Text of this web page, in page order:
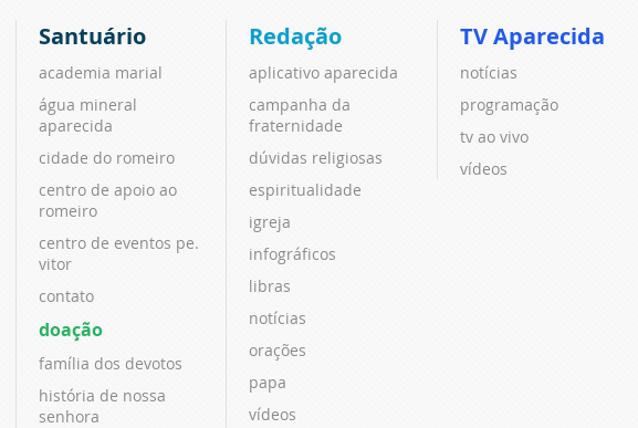
Santuário
academia marial
água mineral
aparecida
cidade do romeiro
centro de apoio ao
romeiro
centro de eventos pe.
vitor
contato
doação
família dos devotos
história de nossa
senhora
Redação
aplicativo aparecida
campanha da
fraternidade
dúvidas religiosas
espiritualidade
igreja
infográficos
libras
notícias
orações
papa
vídeos
TV Aparecida
notícias
programação
tv ao vivo
vídeos